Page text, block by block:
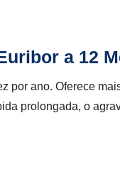
a 12
por ano. Oferece
prolongada, o